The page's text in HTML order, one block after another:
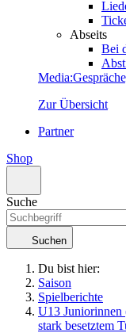
Abseits
Bei
Media:
Zur Übersicht
Partner
Shop
Suche
Suchen
Du bist hier:
Saison
Spielberichte
U13 Juniorinnen
stark besetztem